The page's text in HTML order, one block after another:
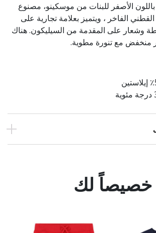
الأصفر للبنات من موسكينو، مصنوع
الفاخر ، ويتميز بعلامة تجارية على
وشعار على المقدمة من السيليكون. هناك
منخفض مع تنورة مطوية.
خصيصاً لك